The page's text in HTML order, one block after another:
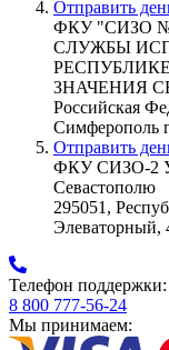
Отправить
ФКУ "СИЗО
СЛУЖБЫ
ЗНАЧЕНИЯ
Российская
Отправить
ФКУ СИЗО-2
Севастополю
295051,
Элеваторный,
Телефон поддержки:
8 800 777-56-24
Мы принимаем: